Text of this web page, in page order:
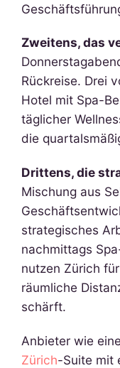
Zweitens, das
Rückreise. Drei
Hotel mit Spa-
täglicher
die
Drittens, die
Mischung aus
strategisches
nachmittags
nutzen Zürich
räumliche
schärft.
Anbieter wie
Zürich-Suite mit